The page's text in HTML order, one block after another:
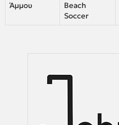
Άμμου
Beach
Soccer